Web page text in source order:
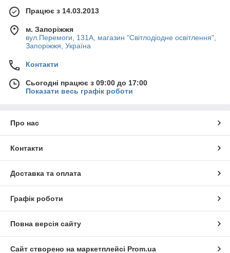
Працює з 14.03.2013
м. Запоріжжя
вул.Перемоги, 131А, магазин "Світлодіодне освітлення",
Запоріжжя, Україна
Контакти
Сьогодні працює з 09:00 до 17:00
Показати весь графік роботи
Про нас
Контакти
Доставка та оплата
Графік роботи
Повна версія сайту
Сайт створено на маркетплейсі Prom.ua